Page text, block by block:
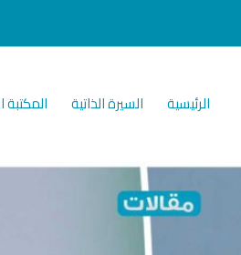
الرئيسية السيرة الذاتية المكتبة